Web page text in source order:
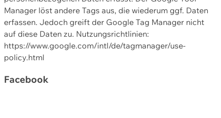
Manager löst andere Tags aus, die wiederum ggf. Daten
erfassen. Jedoch greift der Google Tag Manager nicht
auf diese Daten zu. Nutzungsrichtlinien:
https://www.google.com/intl/de/tagmanager/use-
policy.html
Facebook